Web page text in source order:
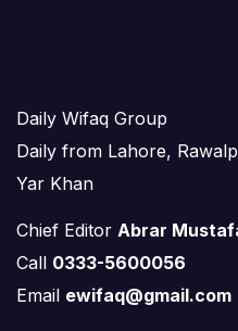
Daily Wifaq Group
Daily from Lahore,
Yar Khan
Chief Editor Abrar
Call 0333-5600056
Email ewifaq@gmail.com